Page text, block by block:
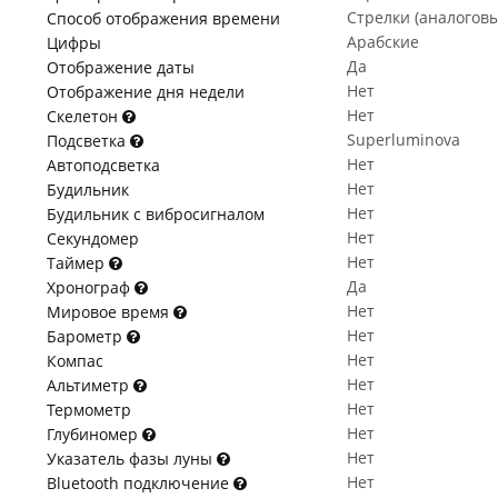
Способ отображения времени
Стрелки
Цифры
Арабские
Отображение даты
Да
Отображение дня недели
Нет
Скелетон
Нет
Подсветка
Superluminova
Автоподсветка
Нет
Будильник
Нет
Будильник с вибросигналом
Нет
Секундомер
Нет
Таймер
Нет
Хронограф
Да
Мировое время
Нет
Барометр
Нет
Компас
Нет
Альтиметр
Нет
Термометр
Нет
Глубиномер
Нет
Указатель фазы луны
Нет
Bluetooth подключение
Нет